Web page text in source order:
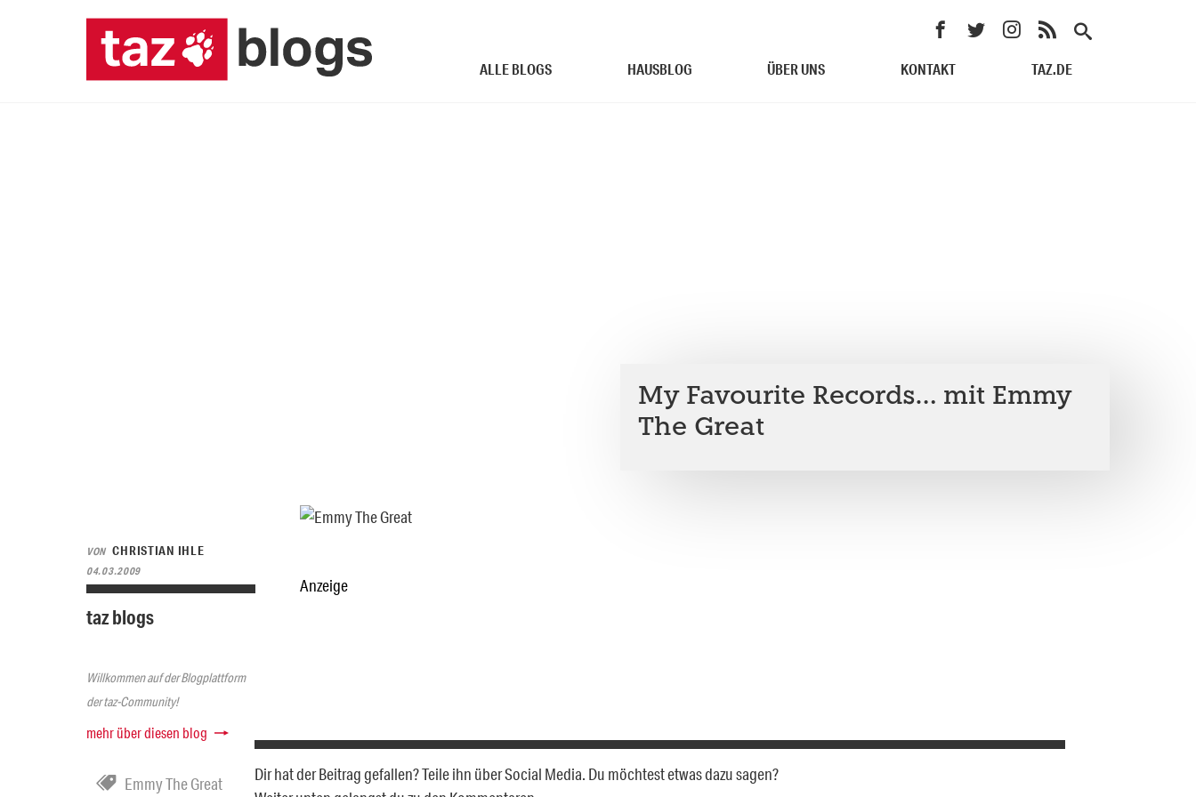
ALLE BLOGS HAUSBLOG ÜBER UNS KONTAKT TAZ.DE
My Favourite Records… mit Emmy
The Great
VON CHRISTIAN IHLE
04.03.2009
taz blogs
Willkommen auf der Blogplattform
der taz-Community!
mehr über diesen blog
Anzeige
Emmy The Great
Dir hat der Beitrag gefallen? Teile ihn über Social Media. Du möchtest etwas dazu sagen?